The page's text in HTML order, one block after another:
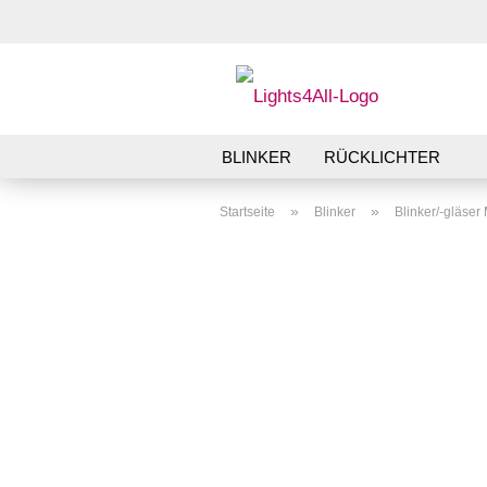
BLINKER RÜCKLICHTER
Startseite » Blinker » Blinker/-gläser